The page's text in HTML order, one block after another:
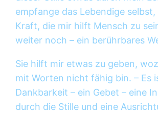
empfange das Lebendige selbst,
Kraft, die mir hilft Mensch zu
weiter noch – ein berührbares
Sie hilft mir etwas zu geben,
mit Worten nicht fähig bin. – Es
Dankbarkeit – ein Gebet – eine
durch die Stille und eine